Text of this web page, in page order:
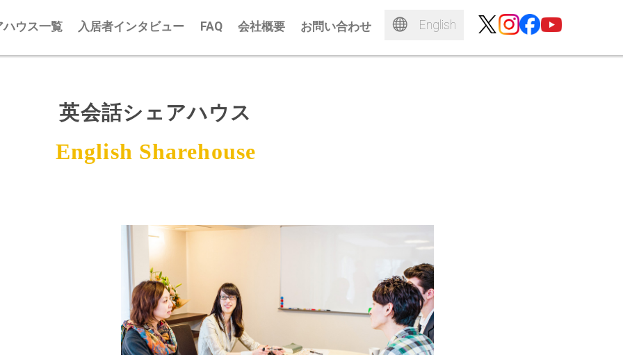
ハウス一覧 入居者インタビュー FAQ 会社概要 お問い合わせ English
英会話シェアハウス